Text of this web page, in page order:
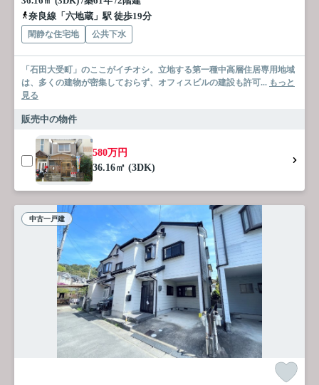
奈良線「六地蔵」駅 徒歩19分
閑静な住宅地 公共下水
「石田大受町」のここがイチオシ。立地する第一種中高層住居専用地域
は、多くの建物が密集しておらず、オフィスビルの建設も許可... もっと
見る
販売中の物件
580万円
36.16㎡ (3DK)
中古一戸建